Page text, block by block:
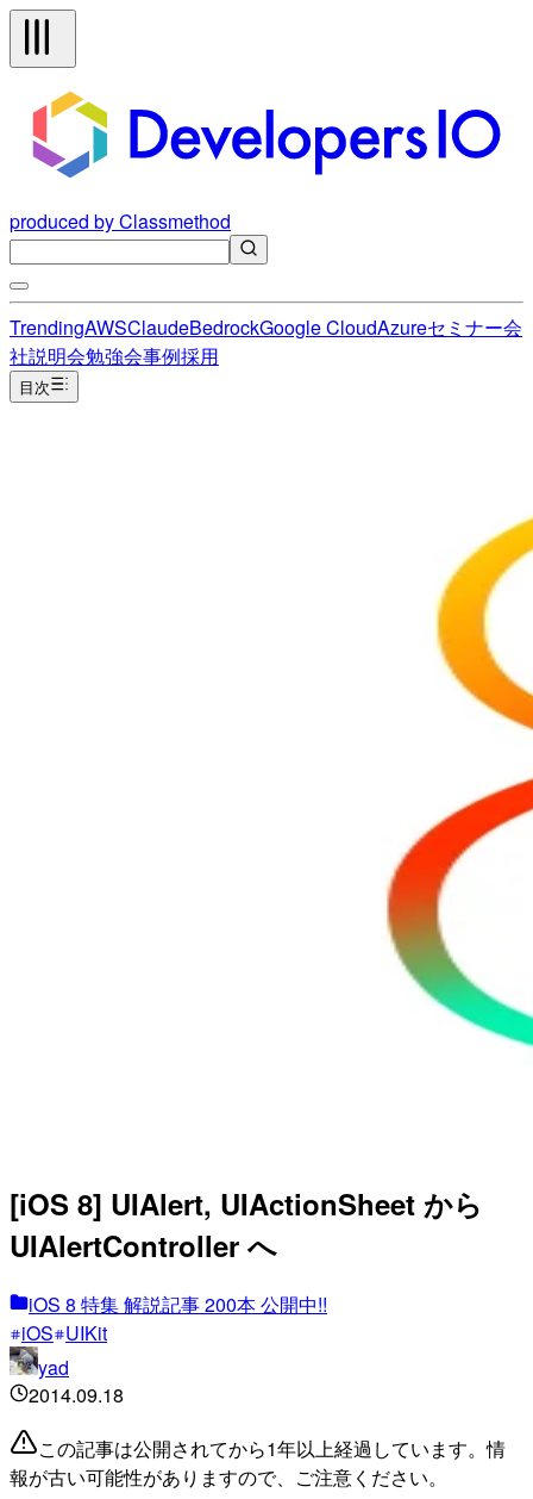
produced by Classmethod
TrendingAWSClaudeBedrockGoogle CloudAzureセミナー会
社説明会勉強会事例採用
目次
[iOS 8] UIAlert, UIActionSheet から
UIAlertController へ
iOS 8 特集 解説記事 200本 公開中!!
iOS UIKit
yad
2014.09.18
この記事は公開されてから1年以上経過しています。情
報が古い可能性がありますので、ご注意ください。